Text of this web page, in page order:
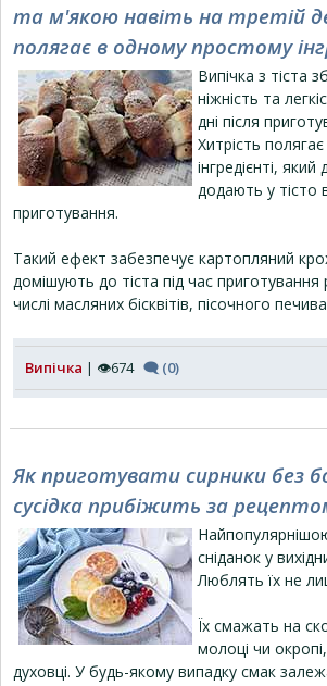
та м'якою навіть на третій
полягає в одному простому
Випічка з тіста
ніжність та
дні після
Хитрість
інгредієнті, який
додають у тісто
приготування.
Такий ефект забезпечує картопляний
домішують до тіста під час приготування
числі масляних бісквітів, пісочного
Випічка | 👁674 🗨 (0)
Як приготувати сирники без
сусідка прибіжить за
сніданок у
Люблять їх не
Їх смажать на
молоці чи
духовці. У будь-якому випадку смак